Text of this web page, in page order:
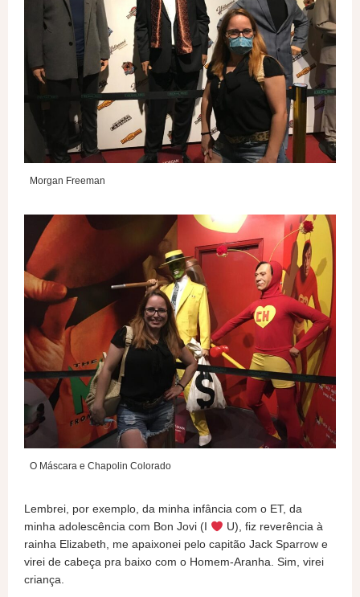
Morgan Freeman
O Máscara e Chapolin Colorado
Lembrei, por exemplo, da minha infância com o ET, da
minha adolescência com Bon Jovi (I
U), fiz reverência à
rainha Elizabeth, me apaixonei pelo capitão Jack Sparrow e
virei de cabeça pra baixo com o Homem-Aranha. Sim, virei
criança.